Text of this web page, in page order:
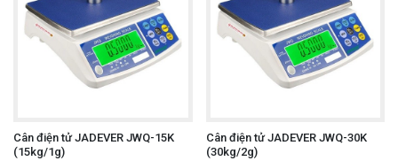
Cân điện tử JADEVER JWQ-15K
(15kg/1g)
Cân điện tử JADEVER JWQ-30K
(30kg/2g)